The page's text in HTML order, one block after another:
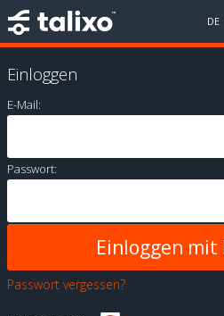
DE
Einloggen
E-Mail:
Passwort:
Passwort vergessen?